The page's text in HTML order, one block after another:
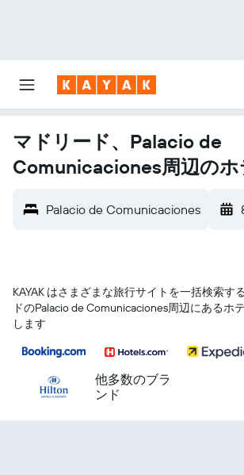
マドリード、Palacio de
Comunicaciones周辺の
Palacio de Comunicaciones
KAYAK はさまざまな旅行サイトを一括検索す
ド​のPalacio de Comunicaciones​周辺にあるホ
します
他多数のブラ
ンド